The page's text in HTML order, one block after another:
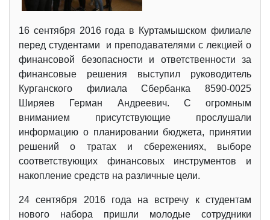
16 сентября 2016 года в Куртамышском филиале
перед студентами и преподавателями с лекцией о
финансовой безопасности и ответственности за
финансовые решения выступил руководитель
Курганского филиала Сбербанка 8590-0025
Ширяев Герман Андреевич. С огромным
вниманием присутствующие прослушали
информацию о планировании бюджета, принятии
решений о тратах и сбережениях, выборе
соответствующих финансовых инструментов и
накопление средств на различные цели.
24 сентября 2016 года на встречу к студентам
нового набора пришли молодые сотрудники